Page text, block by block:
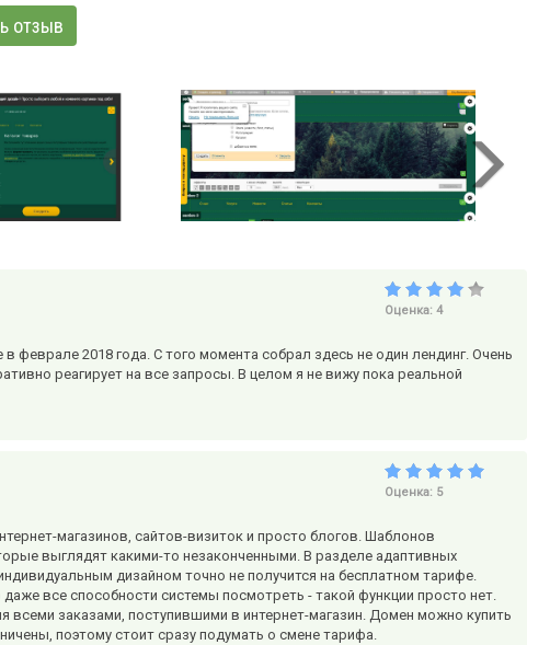
отзыв
Оценка: 4
2018 года. С того момента собрал здесь не один лендинг. Очень
реагирует на все запросы. В целом я не вижу пока реальной
Оценка: 5
магазинов, сайтов-визиток и просто блогов. Шаблонов
выглядят какими-то незаконченными. В разделе адаптивных
дизайном точно не получится на бесплатном тарифе.
все способности системы посмотреть - такой функции просто нет.
всеми заказами, поступившими в интернет-магазин. Домен можно купить
поэтому стоит сразу подумать о смене тарифа.